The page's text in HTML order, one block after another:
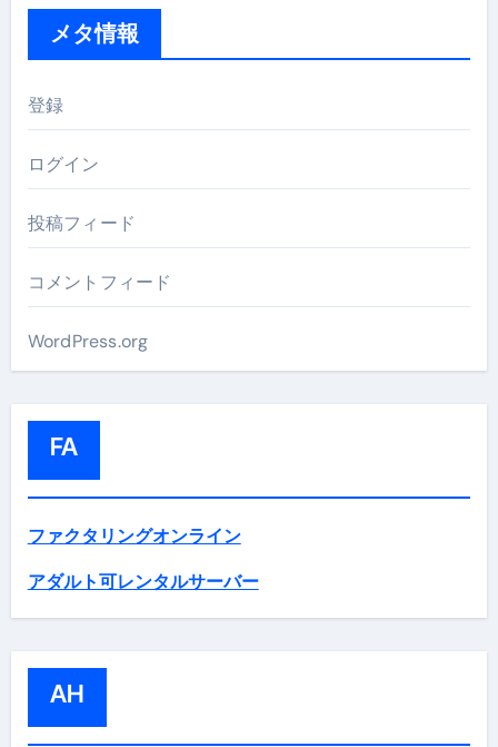
メタ情報
登録
ログイン
投稿フィード
コメントフィード
WordPress.org
FA
ファクタリングオンライン
アダルト可レンタルサーバー
AH